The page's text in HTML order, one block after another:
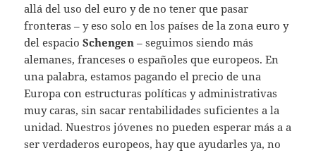
allá del uso del euro y de no tener que pasar
fronteras – y eso solo en los países de la zona euro y
del espacioSchengen – seguimos siendo más
alemanes, franceses o españoles que europeos. En
una palabra, estamos pagando el precio de una
Europa con estructuras políticas y administrativas
muy caras, sin sacar rentabilidades suficientes a la
unidad. Nuestros jóvenes no pueden esperar más a a
ser verdaderos europeos, hay que ayudarles ya, no